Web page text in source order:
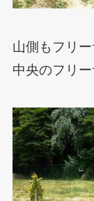
山側もフリ
中央のフリ